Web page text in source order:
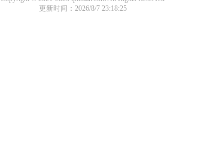
更新时间：2026/8/7 23:18:25